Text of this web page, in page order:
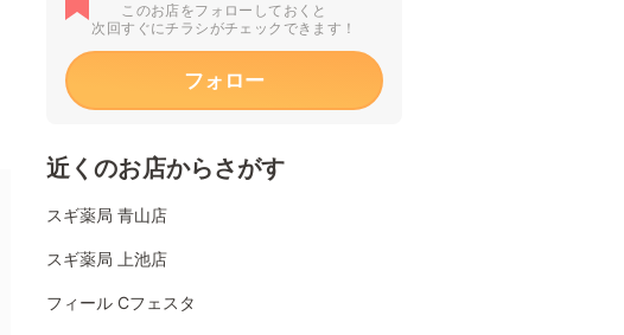
このお店をフォローしておくと
次回すぐにチラシがチェックできます！
フォロー
近くのお店からさがす
スギ薬局 青山店
スギ薬局 上池店
フィール Cフェスタ